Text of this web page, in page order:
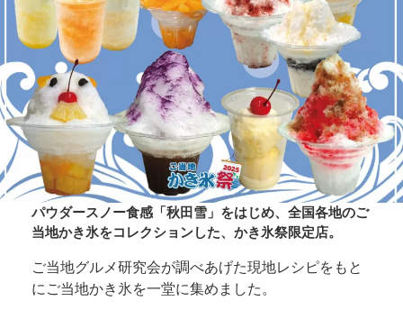
パウダースノー食感「秋田雪」をはじめ、全国各地のご
当地かき氷をコレクションした、かき氷祭限定店。
ご当地グルメ研究会が調べあげた現地レシピをもと
にご当地かき氷を一堂に集めました。